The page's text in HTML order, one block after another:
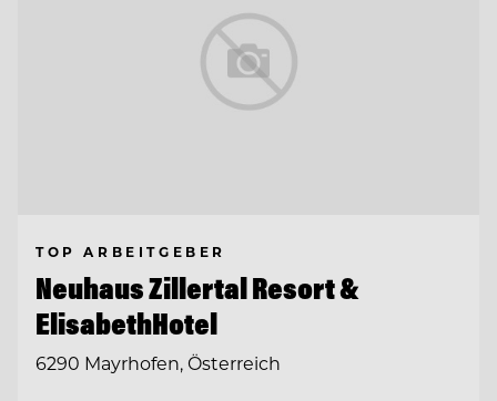
TOP ARBEITGEBER
Neuhaus Zillertal Resort &
ElisabethHotel
6290 Mayrhofen, Österreich